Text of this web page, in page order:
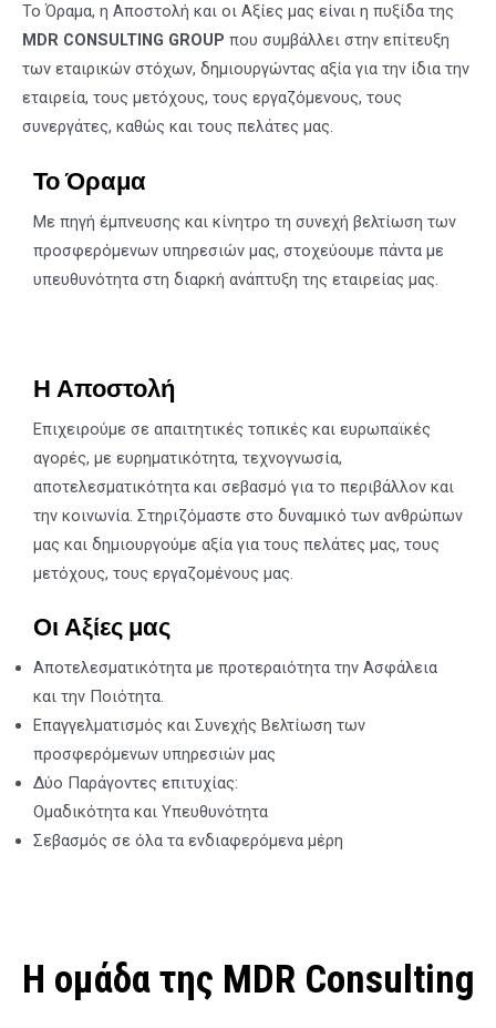
Το Όραμα, η Αποστολή και οι Αξίες μας είναι η πυξίδα της
MDR CONSULTING GRΟUP που συμβάλλει στην επίτευξη
των εταιρικών στόχων, δημιουργώντας αξία για την ίδια την
εταιρεία, τους μετόχους, τους εργαζόμενους, τους
συνεργάτες, καθώς και τους πελάτες μας.
Το Όραμα
Με πηγή έμπνευσης και κίνητρο τη συνεχή βελτίωση των
προσφερόμενων υπηρεσιών μας, στοχεύουμε πάντα με
υπευθυνότητα στη διαρκή ανάπτυξη της εταιρείας μας.
Η Αποστολή
Επιχειρούμε σε απαιτητικές τοπικές και ευρωπαϊκές
αγορές, με ευρηματικότητα, τεχνογνωσία,
αποτελεσματικότητα και σεβασμό για το περιβάλλον και
την κοινωνία. Στηριζόμαστε στο δυναμικό των ανθρώπων
μας και δημιουργούμε αξία για τους πελάτες μας, τους
μετόχους, τους εργαζομένους μας.
Οι Αξίες μας
Αποτελεσματικότητα με προτεραιότητα την Ασφάλεια
και την Ποιότητα.
Επαγγελματισμός και Συνεχής Βελτίωση των
προσφερόμενων υπηρεσιών μας
Δύο Παράγοντες επιτυχίας:
Ομαδικότητα και Υπευθυνότητα
Σεβασμός σε όλα τα ενδιαφερόμενα μέρη
Η ομάδα της MDR Consulting